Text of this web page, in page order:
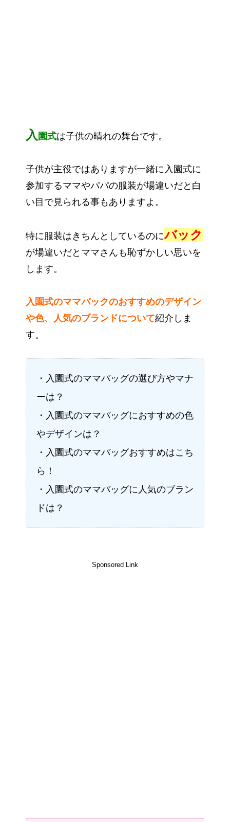
入 園式は子供の晴れの舞台です。
子供が主役ではありますが一緒に入園式に
参加するママやパパの服装が場違いだと白
い目で見られる事もありますよ。
特に服装はきちんとしているのにバック
が場違いだとママさんも恥ずかしい思いを
します。
入園式のママバックのおすすめのデザイン
や色、人気のブランドについて紹介しま
す。
・入園式のママバッグの選び方やマナ
ーは？
・入園式のママバッグにおすすめの色
やデザインは？
・入園式のママバッグおすすめはこち
ら！
・入園式のママバッグに人気のブラン
ドは？
Sponsored Link